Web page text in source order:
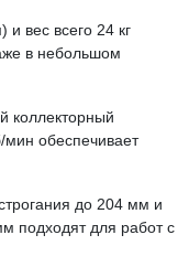
вес всего 24 кг
в небольшом
коллекторный
мин обеспечивает
до 204 мм и
подходят для работ с